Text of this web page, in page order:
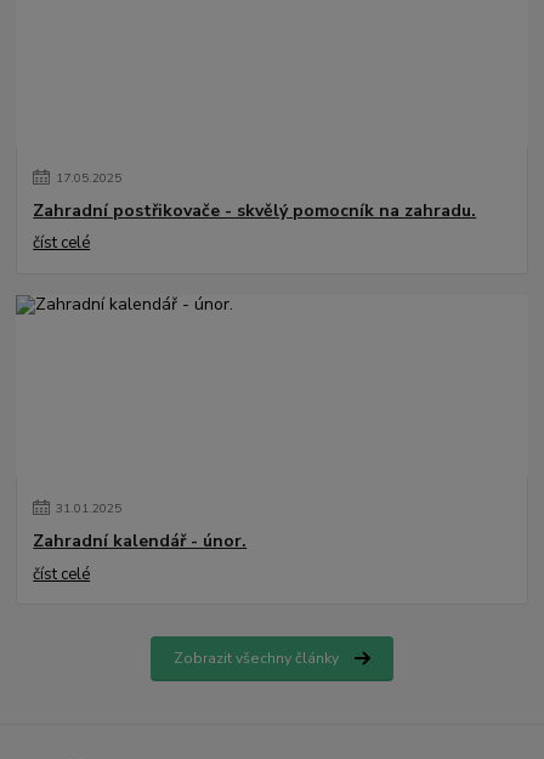
17.05.2025
Zahradní postřikovače - skvělý pomocník na zahradu.
číst celé
31.01.2025
Zahradní kalendář - únor.
číst celé
Zobrazit všechny články